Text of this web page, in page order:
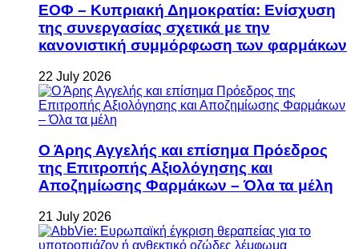
ΕΟΦ – Κυπριακή Δημοκρατία: Ενίσχυση
της συνεργασίας σχετικά με την
κανονιστική συμμόρφωση των φαρμάκων
22 July 2026
Ο Άρης Αγγελής και επίσημα Πρόεδρος
της Επιτροπής Αξιολόγησης και
Αποζημίωσης Φαρμάκων – Όλα τα μέλη
21 July 2026